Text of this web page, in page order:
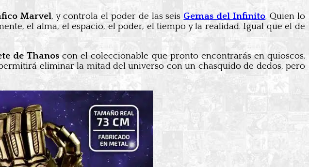
Marvel, y controla el poder de las seis Gemas del Infinito. Quien lo
el alma, el espacio, el poder, el tiempo y la realidad. Igual que el de
de Thanoscon el coleccionable que pronto encontrarás en quioscos.
eliminar la mitad del universo con un chasquido de dedos, pero